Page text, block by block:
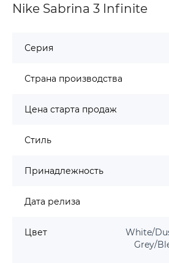
Nike Sabrina 3 Infinite
Серия
Страна производства
Цена старта продаж
Стиль
Принадлежность
Дата релиза
Цвет
White/
Grey/